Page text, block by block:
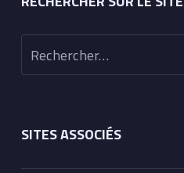
Rechercher :
SITES ASSOCIÉS